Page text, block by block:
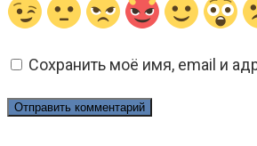
Сохранить моё имя, email и